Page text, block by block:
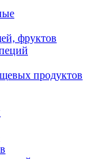
фруктов
продуктов